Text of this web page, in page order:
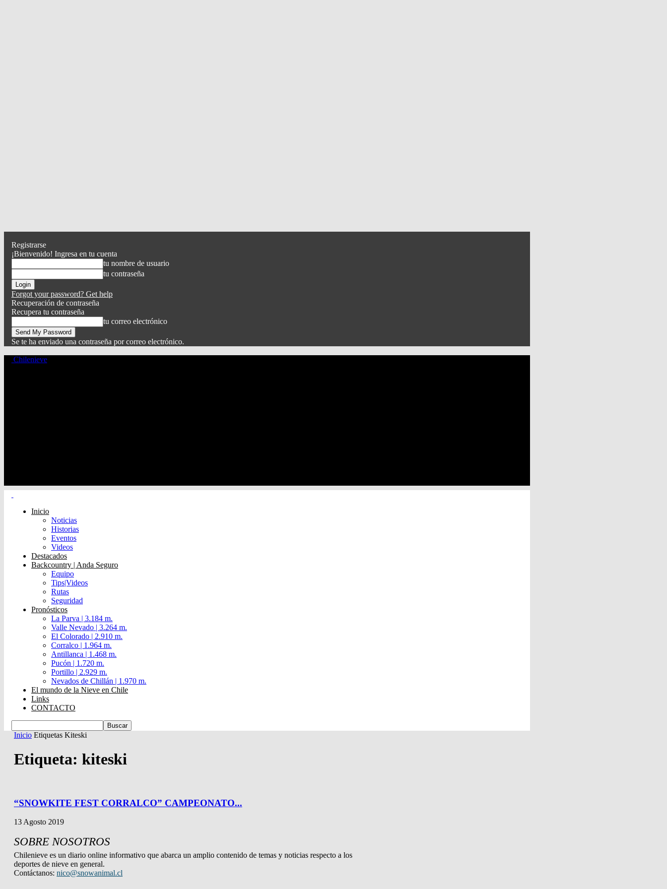
Registrarse
¡Bienvenido! Ingresa en tu cuenta
tu nombre de usuario
tu contraseña
Forgot your password? Get help
Recuperación de contraseña
Recupera tu contraseña
tu correo electrónico
Se te ha enviado una contraseña por correo electrónico.
Chilenieve
Inicio
Noticias
Historias
Eventos
Videos
Destacados
Backcountry | Anda Seguro
Equipo
Tips|Videos
Rutas
Seguridad
Pronósticos
La Parva | 3.184 m.
Valle Nevado | 3.264 m.
El Colorado | 2.910 m.
Corralco | 1.964 m.
Antillanca | 1.468 m.
Pucón | 1.720 m.
Portillo | 2.929 m.
Nevados de Chillán | 1.970 m.
El mundo de la Nieve en Chile
Links
CONTACTO
Inicio Etiquetas Kiteski
Etiqueta: kiteski
“SNOWKITE FEST CORRALCO” CAMPEONATO...
13 Agosto 2019
SOBRE NOSOTROS
Chilenieve es un diario online informativo que abarca un amplio contenido de temas y noticias respecto a los
deportes de nieve en general.
Contáctanos: nico@snowanimal.cl